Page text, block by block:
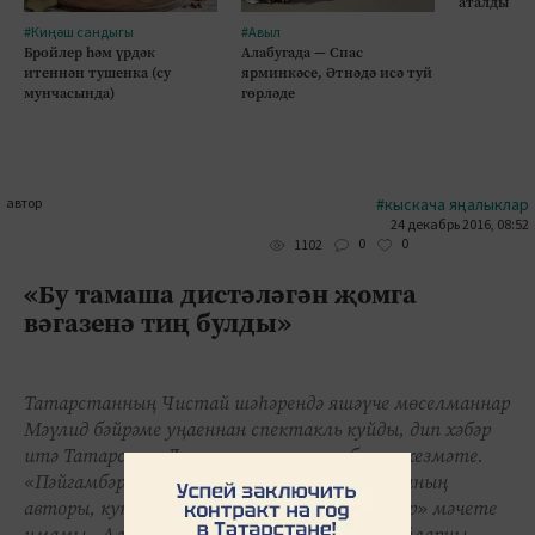
#Киңәш сандыгы
Бройлер һәм үрдәк
итеннән тушенка (су
мунчасында)
#Авыл
Алабугада — Спас
ярминкәсе, Әтнәдә исә туй
гөрләде
автор #кыскача яңалыклар
24 декабрь 2016, 08:52
1102
0 0
«Бу тамаша дистәләгән җомга
вәгазенә тиң булды»
Татарстанның Чистай шәһәрендә яшәүче мөселманнар
Мәүлид бәйрәме уңаеннан спектакль куйды, дип хәбәр
итә Татарстан Диния нәзарәте матбугат хезмәте.
«Пәйгамбәрнең онытылган мирасы» пьесасының
авторы, куючы режиссеры шәһәрнең «Әниләр» мәчете